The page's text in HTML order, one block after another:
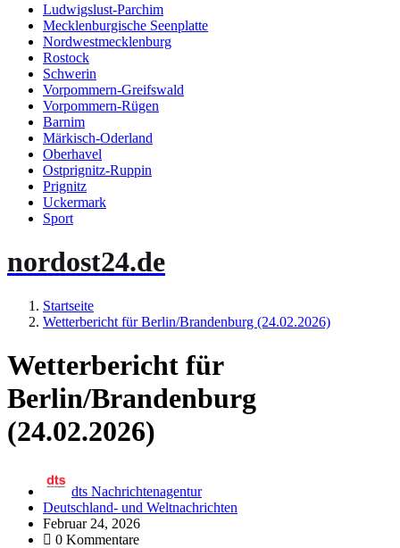
Ludwigslust-Parchim
Mecklenburgische Seenplatte
Nordwestmecklenburg
Rostock
Schwerin
Vorpommern-Greifswald
Vorpommern-Rügen
Barnim
Märkisch-Oderland
Oberhavel
Ostprignitz-Ruppin
Prignitz
Uckermark
Sport
nordost24.de
Startseite
Wetterbericht für Berlin/Brandenburg (24.02.2026)
Wetterbericht für
Berlin/Brandenburg
(24.02.2026)
dts Nachrichtenagentur
Deutschland- und Weltnachrichten
Februar 24, 2026
0 Kommentare